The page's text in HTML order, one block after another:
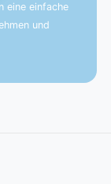
eine einfache
und